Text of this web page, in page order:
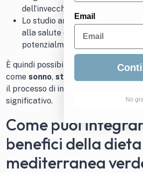
dell’invecchiamento del cervello.
Lo studio analizzava proteine
alla salute cardiovascolare,
potenzialmente importanti.
È quindi possibile che nuovi
come sonno, stress
il processo di invecchiamento
significativo.
Come puoi
benefici della dieta
mediterranea
Email
No